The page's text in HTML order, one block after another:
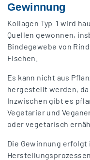
Gewinnung
Kollagen Typ-1 wird
Quellen gewonnen,
Bindegewebe von
Fischen.
Es kann nicht aus
hergestellt werden, da
Inzwischen gibt es
Vegetarier und
oder vegetarisch
Die Gewinnung